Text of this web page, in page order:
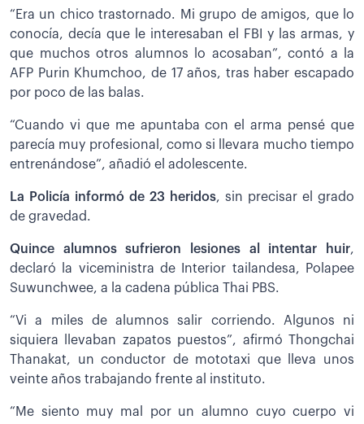
“Era un chico trastornado. Mi grupo de amigos, que lo
conocía, decía que le interesaban el FBI y las armas, y
que muchos otros alumnos lo acosaban”, contó a la
AFP Purin Khumchoo, de 17 años, tras haber escapado
por poco de las balas.
“Cuando vi que me apuntaba con el arma pensé que
parecía muy profesional, como si llevara mucho tiempo
entrenándose”, añadió el adolescente.
La Policía informó de 23 heridos, sin precisar el grado
de gravedad.
Quince alumnos sufrieron lesiones al intentar huir,
declaró la viceministra de Interior tailandesa, Polapee
Suwunchwee, a la cadena pública Thai PBS.
“Vi a miles de alumnos salir corriendo. Algunos ni
siquiera llevaban zapatos puestos”, afirmó Thongchai
Thanakat, un conductor de mototaxi que lleva unos
veinte años trabajando frente al instituto.
“Me siento muy mal por un alumno cuyo cuerpo vi